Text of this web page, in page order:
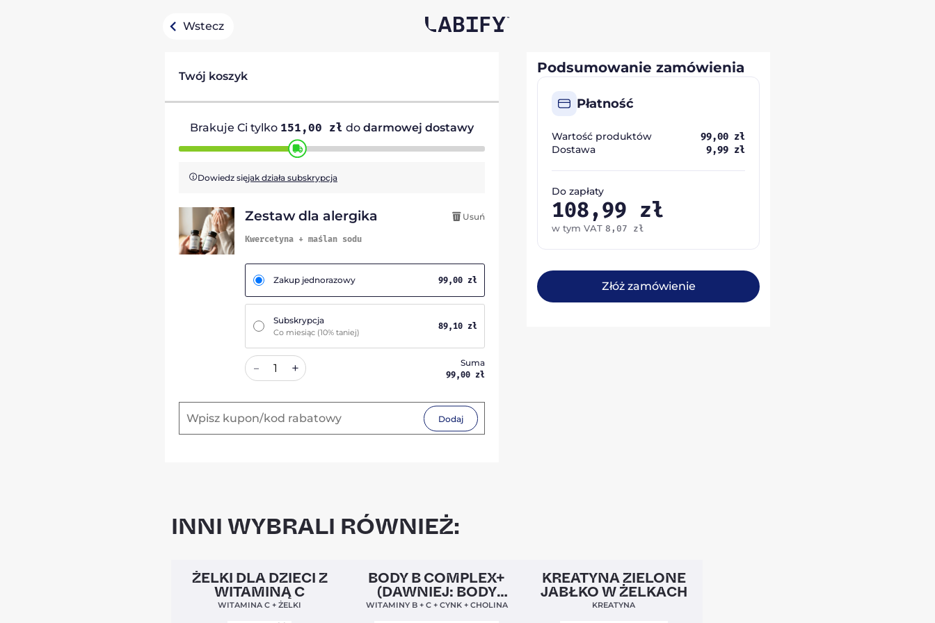
Wstecz
Twój koszyk
Brakuje Ci tylko 151,00 zł do darmowej dostawy
Dowiedz sięjak działa subskrypcja
Zestaw dla alergika
Kwercetyna + maślan sodu
Usuń
Zakup jednorazowy 99,00 zł
Subskrypcja
Co miesiąc (10% taniej)
89,10 zł
– + Suma
99,00 zł
Dodaj
Podsumowanie zamówienia
Płatność
Wartość produktów 99,00 zł
Dostawa 9,99 zł
Do zapłaty
108,99 zł
w tym VAT 8,07 zł
Złóż zamówienie
INNI WYBRALI RÓWNIEŻ:
Clean Label 5,0
ŻELKI DLA DZIECI Z
WITAMINĄ C
WITAMINA C + ŻELKI
Clean Label Nowa Formuła
BODY B COMPLEX+
(DAWNIEJ: BODY
BALANCE)
WITAMINY B + C + CYNK + CHOLINA
Nowość 4,5
KREATYNA ZIELONE
JABŁKO W ŻELKACH
KREATYNA